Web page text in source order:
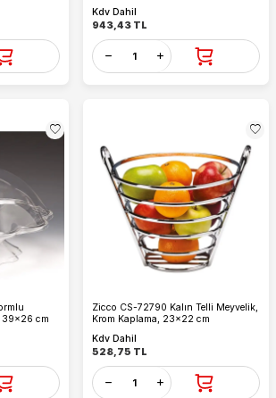
Kdv Dahil
943,43 TL
39x26 cm
Zicco CS-72790 Kalın Telli Meyvelik,
Krom Kaplama, 23x22 cm
Kdv Dahil
528,75 TL